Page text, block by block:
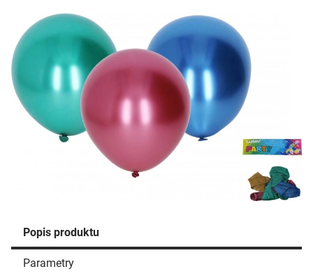
Popis produktu
Parametry